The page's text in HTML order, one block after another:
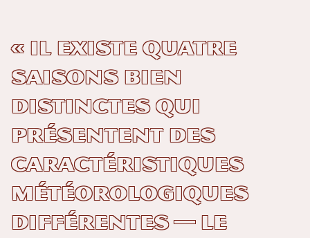
« Il existe quatre
saisons bien
distinctes qui
présentent des
caractéristiques
météorologiques
différentes — le